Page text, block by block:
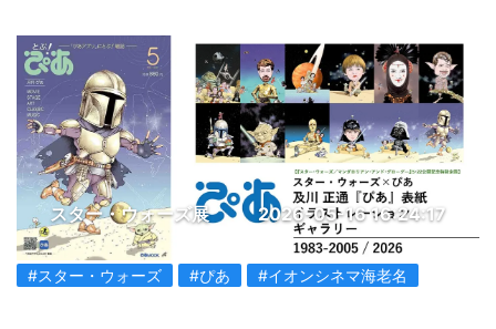
スター・ウォーズ展 2026-05-16 16:24:17
#スター・ウォーズ #ぴあ #イオンシネマ海老名